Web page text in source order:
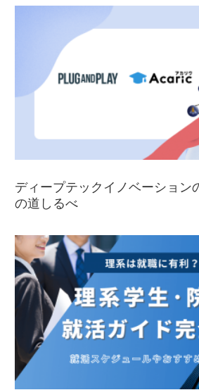
ディープテックイノベーション
の道しるべ